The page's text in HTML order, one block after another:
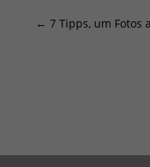
← 7 Tipps, um Fotos